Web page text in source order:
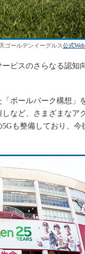
ゴールデンイーグルス公式
ビスのさらなる認知
ボールパーク構想」
など、さまざまなア
も整備しており、今